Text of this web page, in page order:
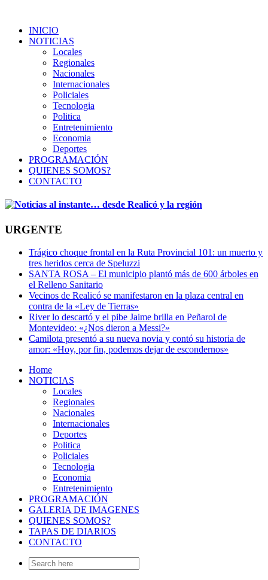
INICIO
NOTICIAS
Locales
Regionales
Nacionales
Internacionales
Policiales
Tecnologia
Politica
Entretenimiento
Economia
Deportes
PROGRAMACIÓN
QUIENES SOMOS?
CONTACTO
URGENTE
Trágico choque frontal en la Ruta Provincial 101: un muerto y
tres heridos cerca de Speluzzi
SANTA ROSA – El municipio plantó más de 600 árboles en
el Relleno Sanitario
Vecinos de Realicó se manifestaron en la plaza central en
contra de la «Ley de Tierras»
River lo descartó y el pibe Jaime brilla en Peñarol de
Montevideo: «¿Nos dieron a Messi?»
Camilota presentó a su nueva novia y contó su historia de
amor: «Hoy, por fin, podemos dejar de escondernos»
Home
NOTICIAS
Locales
Regionales
Nacionales
Internacionales
Deportes
Politica
Policiales
Tecnologia
Economia
Entretenimiento
PROGRAMACIÓN
GALERIA DE IMAGENES
QUIENES SOMOS?
TAPAS DE DIARIOS
CONTACTO
Search
for: